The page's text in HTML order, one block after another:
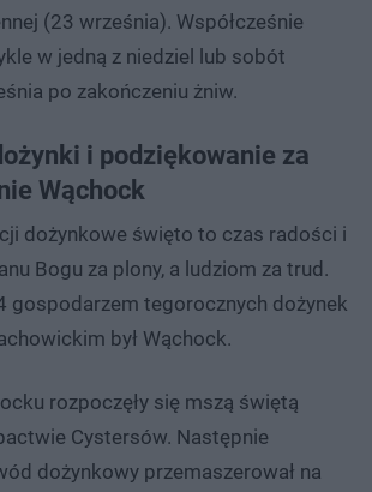
(23 września). Współcześnie
w jedną z niedziel lub sobót
po zakończeniu żniw.
i podziękowanie za
Wąchock
dożynkowe święto to czas radości i
Bogu za plony, a ludziom za trud.
gospodarzem tegorocznych dożynek
był Wąchock.
rozpoczęły się mszą świętą
Cystersów. Następnie
dożynkowy przemaszerował na